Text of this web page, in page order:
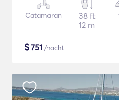
Catamaran
38 ft
12 m
$751 /nacht